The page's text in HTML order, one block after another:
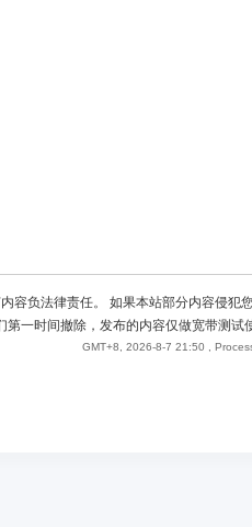
容负法律责任。 如果本站部分内容侵犯
第一时间撤除，发布的内容仅做宽带测试
GMT+8, 2026-8-7 21:50 ,